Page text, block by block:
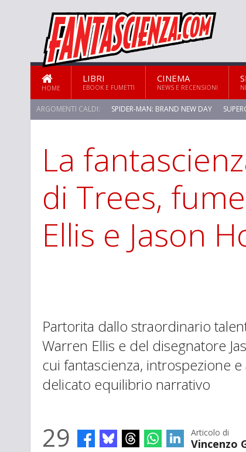
HOME
LIBRI
EBOOK E FUMETTI
CINEMA
NEWS E RECENSIONI
ARGOMENTI CALDI: SPIDER-MAN: BRAND NEW DAY
STAR TREK: STRANGE NEW WORLDS
La
di Trees,
Ellis e Jason
Partorita dallo straordinario
Warren Ellis e del disegnatore
cui fantascienza, introspezione
delicato equilibrio narrativo
29 Articolo di
Vincenzo